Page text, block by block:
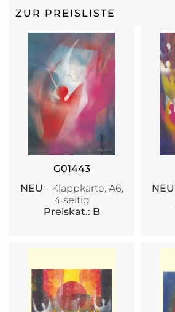
ZUR PREISLISTE
G01443
NEU - Klappkarte, A6,
4‑seitig
Preiskat.: B
NEU